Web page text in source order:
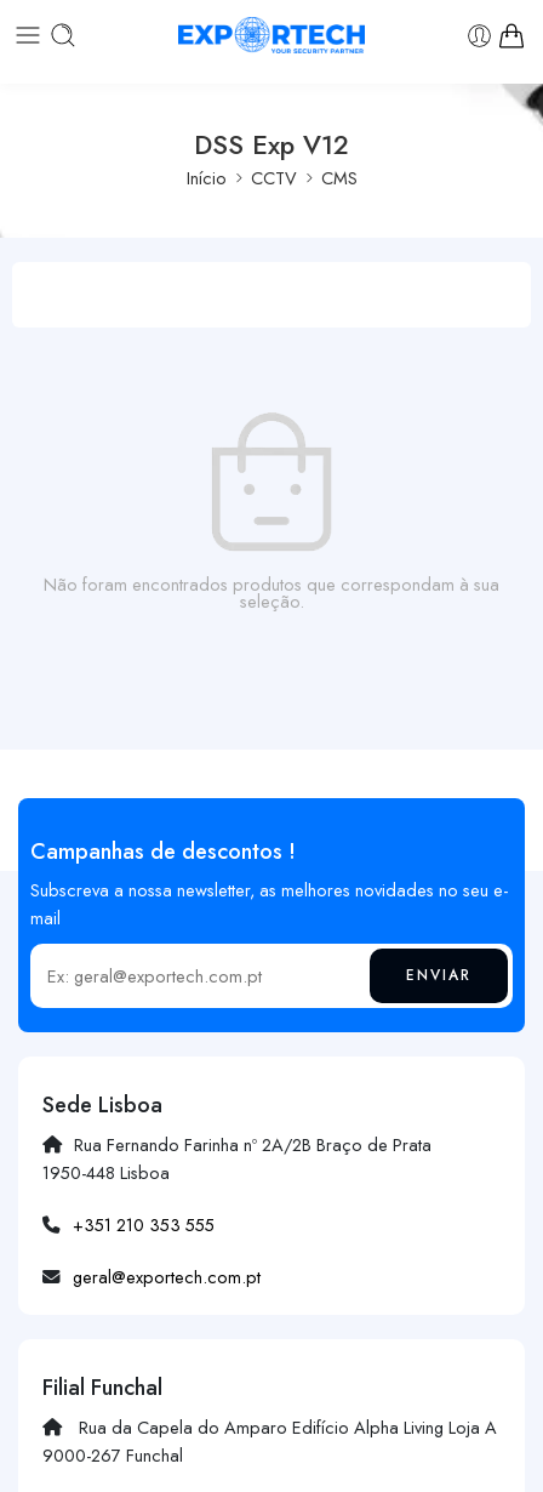
DSS Exp V12
Início CCTV CMS
Não foram encontrados produtos que correspondam à sua
seleção.
Campanhas de descontos !
Subscreva a nossa newsletter, as melhores novidades no seu e-
mail
Insira o seu email ENVIAR
Sede Lisboa
Rua Fernando Farinha nº 2A/2B Braço de Prata
1950-448 Lisboa
+351 210 353 555
geral@exportech.com.pt
Filial Funchal
Rua da Capela do Amparo Edifício Alpha Living Loja A
9000-267 Funchal